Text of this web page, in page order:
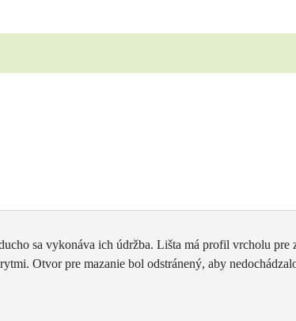
sa vykonáva ich údržba. Lišta má profil vrcholu
Otvor pre mazanie bol odstránený, aby